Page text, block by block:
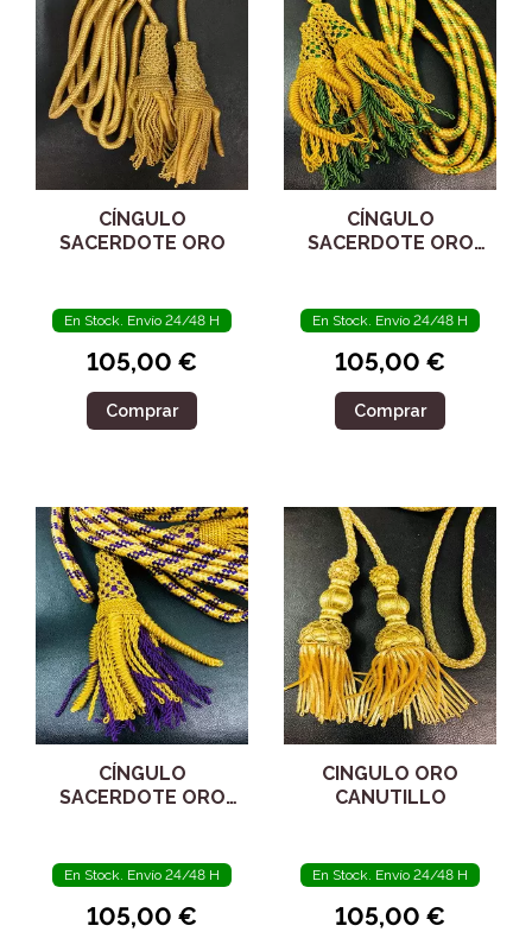
CÍNGULO
SACERDOTE ORO
En Stock. Envío 24/48 H
105,00 €
Comprar
CÍNGULO
SACERDOTE ORO
En Stock. Envío 24/48 H
105,00 €
Comprar
CÍNGULO
SACERDOTE ORO
En Stock. Envío 24/48 H
105,00 €
CINGULO ORO
CANUTILLO
En Stock. Envío 24/48 H
105,00 €